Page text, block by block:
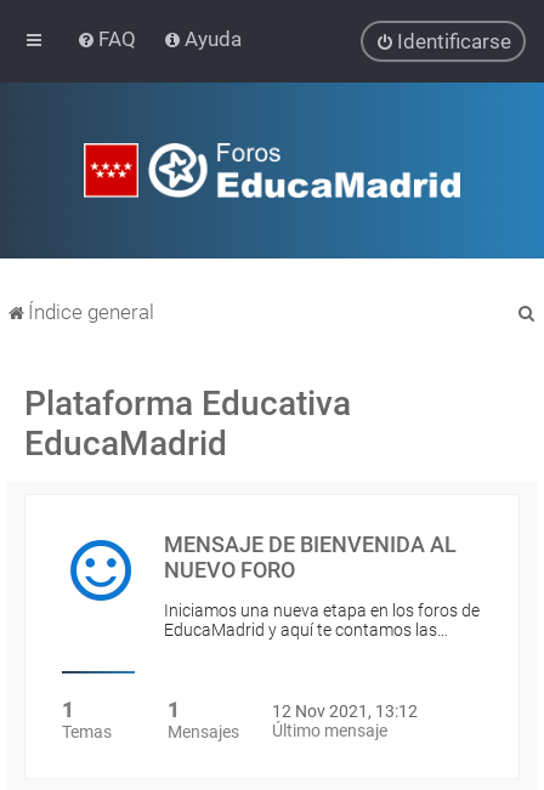
FAQ Ayuda Identificarse
Índice general
Plataforma Educativa
EducaMadrid
MENSAJE DE BIENVENIDA AL
NUEVO FORO
Iniciamos una nueva etapa en los foros de
EducaMadrid y aquí te contamos las…
1
Temas
1
Mensajes
12 Nov 2021, 13:12
Último mensaje